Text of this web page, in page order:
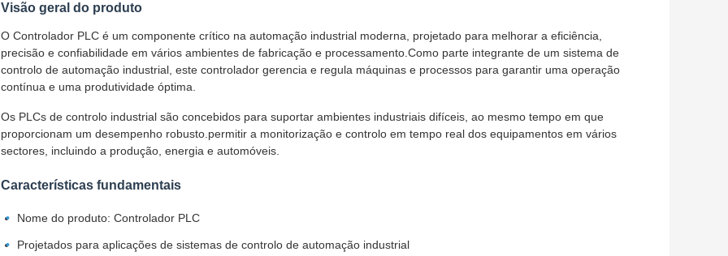
Visão geral do produto
O Controlador PLC é um componente crítico na automação industrial moderna, projetado para melhorar a eficiência,
precisão e confiabilidade em vários ambientes de fabricação e processamento.Como parte integrante de um sistema de
controlo de automação industrial, este controlador gerencia e regula máquinas e processos para garantir uma operação
contínua e uma produtividade óptima.
Os PLCs de controlo industrial são concebidos para suportar ambientes industriais difíceis, ao mesmo tempo em que
proporcionam um desempenho robusto.permitir a monitorização e controlo em tempo real dos equipamentos em vários
sectores, incluindo a produção, energia e automóveis.
Características fundamentais
Nome do produto: Controlador PLC
Projetados para aplicações de sistemas de controlo de automação industrial